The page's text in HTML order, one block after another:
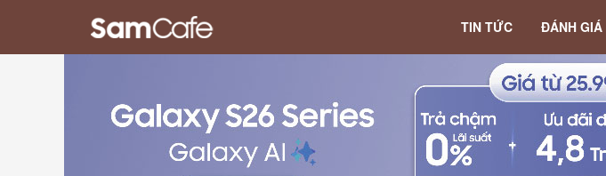
TIN TỨC ĐÁNH GIÁ